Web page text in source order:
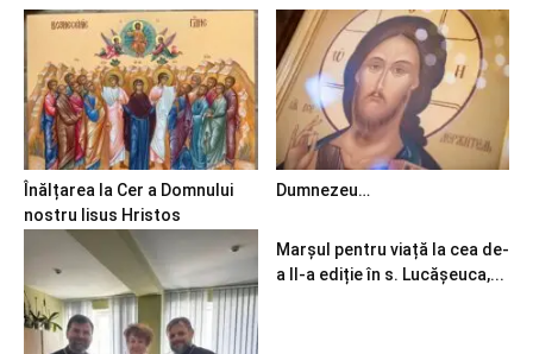
Înălțarea la Cer a Domnului
nostru Iisus Hristos
Dumnezeu…
Marșul pentru viață la cea de-
a II-a ediție în s. Lucășeuca,...